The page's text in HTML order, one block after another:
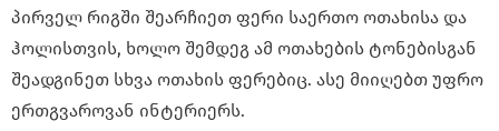
პირველ რიგში შეარჩიეთ ფერი საერთო ოთახისა და
ჰოლისთვის, ხოლო შემდეგ ამ ოთახების ტონებისგან
შეადგინეთ სხვა ოთახის ფერებიც. ასე მიიღებთ უფრო
ერთგვაროვან ინტერიერს.